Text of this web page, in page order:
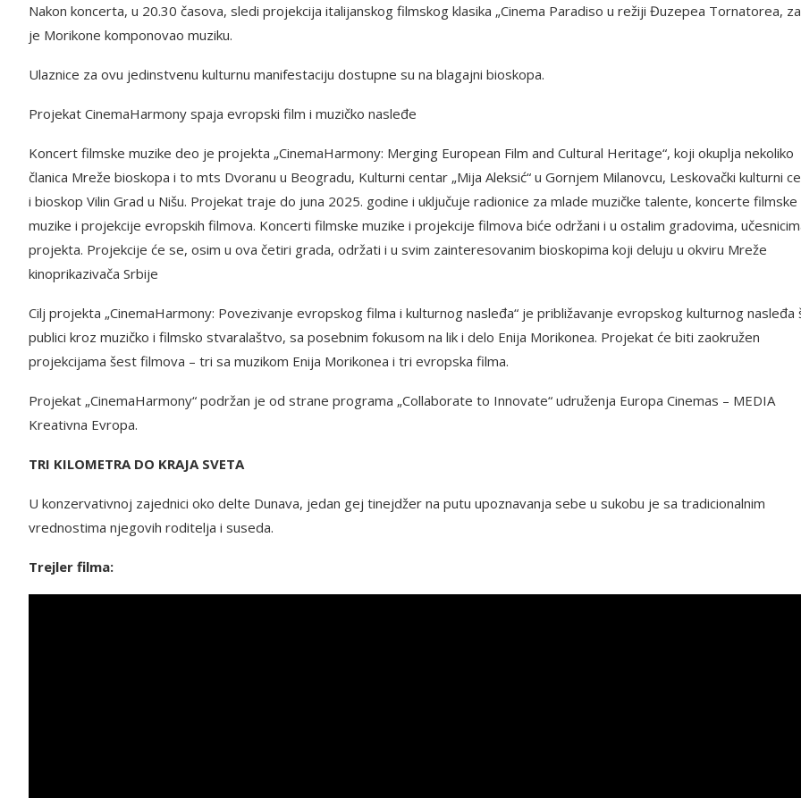
Nakon koncerta, u 20.30 časova, sledi projekcija italijanskog filmskog klasika „Cinema Paradiso u režiji Đuzepea Tornatorea,
je Morikone komponovao muziku.
Ulaznice za ovu jedinstvenu kulturnu manifestaciju dostupne su na blagajni bioskopa.
Projekat CinemaHarmony spaja evropski film i muzičko nasleđe
Koncert filmske muzike deo je projekta „CinemaHarmony: Merging European Film and Cultural Heritage“, koji okuplja nekoliko
članica Mreže bioskopa i to mts Dvoranu u Beogradu, Kulturni centar „Mija Aleksić“ u Gornjem Milanovcu, Leskovački kulturni
i bioskop Vilin Grad u Nišu. Projekat traje do juna 2025. godine i uključuje radionice za mlade muzičke talente, koncerte filmske
muzike i projekcije evropskih filmova. Koncerti filmske muzike i projekcije filmova biće održani i u ostalim gradovima,
projekta. Projekcije će se, osim u ova četiri grada, održati i u svim zainteresovanim bioskopima koji deluju u okviru Mreže
kinoprikazivača Srbije
Cilj projekta „CinemaHarmony: Povezivanje evropskog filma i kulturnog nasleđa“ je približavanje evropskog kulturnog nasleđa
publici kroz muzičko i filmsko stvaralaštvo, sa posebnim fokusom na lik i delo Enija Morikonea. Projekat će biti zaokružen
projekcijama šest filmova – tri sa muzikom Enija Morikonea i tri evropska filma.
Projekat „CinemaHarmony“ podržan je od strane programa „Collaborate to Innovate“ udruženja Europa Cinemas – MEDIA
Kreativna Evropa.
TRI KILOMETRA DO KRAJA SVETA
U konzervativnoj zajednici oko delte Dunava, jedan gej tinejdžer na putu upoznavanja sebe u sukobu je sa tradicionalnim
vrednostima njegovih roditelja i suseda.
Trejler filma: